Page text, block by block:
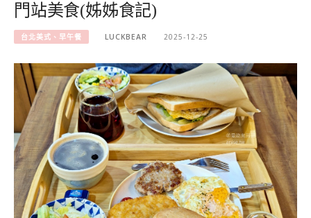
門站美食(姊姊食記)
台北美式、早午餐 LUCKBEAR 2025-12-25